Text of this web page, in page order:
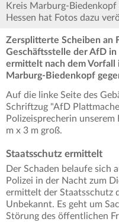
Kreis Marburg-
Hessen hat Fotos dazu
Zersplitterte Scheiben an
Geschäftsstelle der AfD
ermittelt nach dem Vorfall
Marburg-Biedenkopf
Auf die linke Seite des
Schriftzug "AfD
Polizeisprecherin
m x 3 m groß.
Staatsschutz ermittelt
Der Schaden belaufe sich
Polizei in der Nacht zum
ermittelt der Staatsschutz
Unbekannt. Es geht um
Störung des öffentlichen